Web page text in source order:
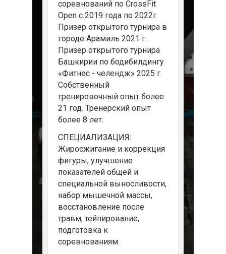
соревнований по CrossFit
Open с 2019 года по 2022г.
Призер открытого турнира в
городе Арамиль 2021 г.
Призер открытого турнира
Башкирии по бодибилдингу
«Фитнес - челендж» 2025 г.
Собственный
тренировочный опыт более
21 год. Тренерский опыт
более 8 лет.
СПЕЦИАЛИЗАЦИЯ:
Жиросжигание и коррекция
фигуры, улучшение
показателей общей и
специальной выносливости,
набор мышечной массы,
восстановление после
травм, тейпирование,
подготовка к
соревнованиям.